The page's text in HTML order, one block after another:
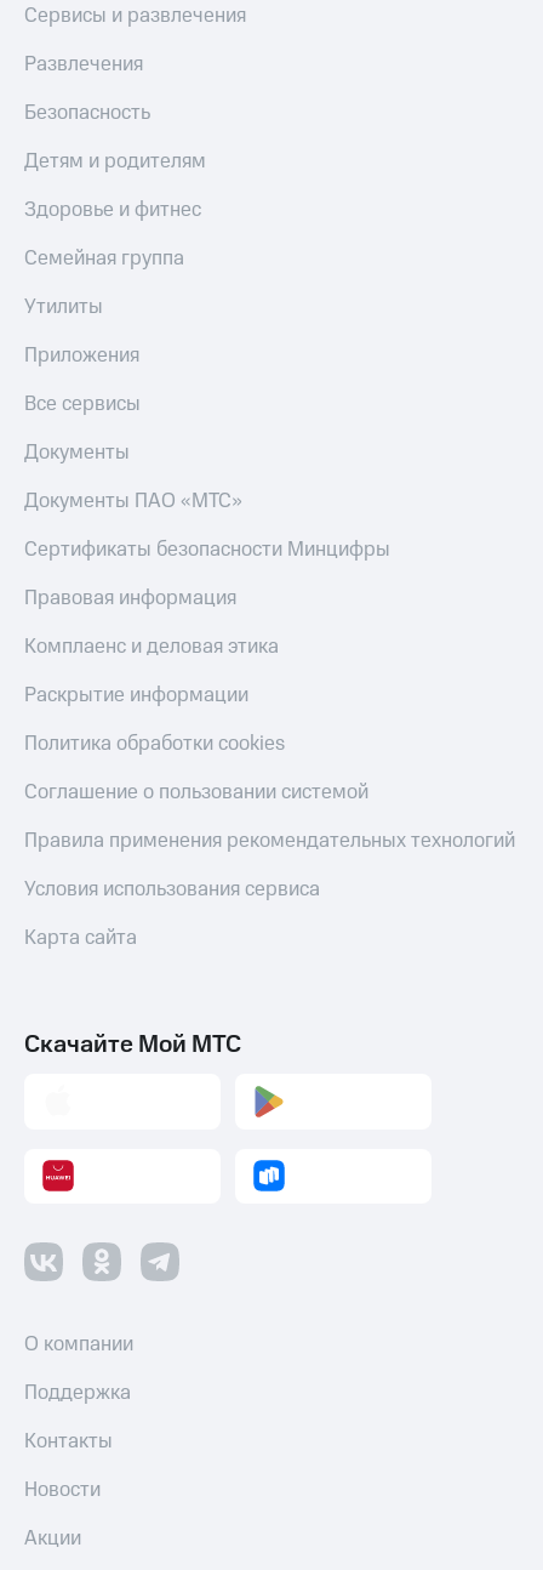
Сервисы и развлечения
Развлечения
Безопасность
Детям и родителям
Здоровье и фитнес
Семейная группа
Утилиты
Приложения
Все сервисы
Документы
Документы ПАО «МТС»
Сертификаты безопасности Минцифры
Правовая информация
Комплаенс и деловая этика
Раскрытие информации
Политика обработки cookies
Соглашение о пользовании системой
Правила применения рекомендательных технологий
Условия использования сервиса
Карта сайта
Скачайте Мой МТС
О компании
Поддержка
Контакты
Новости
Акции